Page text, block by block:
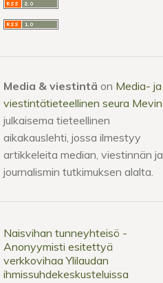
Media & viestintä on Media- ja
viestintätieteellinen seura Mevin
julkaisema tieteellinen
aikakauslehti, jossa ilmestyy
artikkeleita median, viestinnän ja
journalismin tutkimuksen alalta.
Naisvihan tunneyhteisö -
Anonyymisti esitettyä
verkkovihaa Ylilaudan
ihmissuhdekeskusteluissa